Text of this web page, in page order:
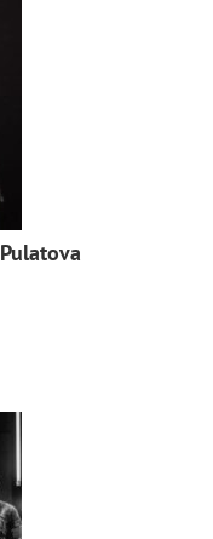
Pulatova